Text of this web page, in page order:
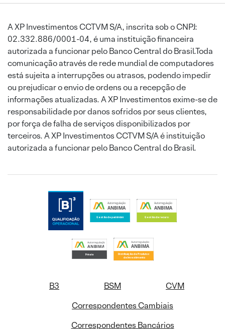
A XP Investimentos CCTVM S/A, inscrita sob o CNPJ:
02.332.886/0001-04, é uma instituição financeira
autorizada a funcionar pelo Banco Central do Brasil.Toda
comunicação através de rede mundial de computadores
está sujeita a interrupções ou atrasos, podendo impedir
ou prejudicar o envio de ordens ou a recepção de
informações atualizadas. A XP Investimentos exime-se de
responsabilidade por danos sofridos por seus clientes,
por força de falha de serviços disponibilizados por
terceiros. A XP Investimentos CCTVM S/A é instituição
autorizada a funcionar pelo Banco Central do Brasil.
B3 BSM
CVM
Correspondentes Cambiais
Correspondentes Bancários